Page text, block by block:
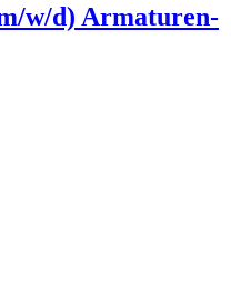
w/d) Armaturen-